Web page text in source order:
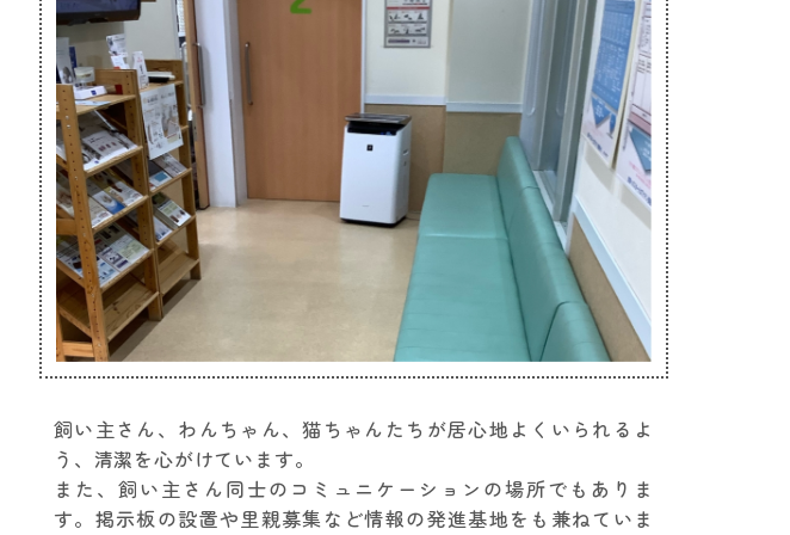
飼い主さん、わんちゃん、猫ちゃんたちが居心地よくいられるよ
う、清潔を心がけています。
また、飼い主さん同士のコミュニケーションの場所でもありま
す。掲示板の設置や里親募集など情報の発進基地をも兼ねていま